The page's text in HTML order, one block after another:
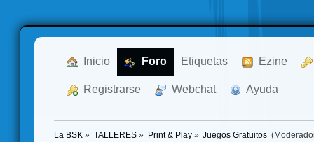
Inicio Foro Etiquetas Ezine
Registrarse Webchat Ayuda
La BSK » TALLERES» Print & Play» Juegos Gratuitos